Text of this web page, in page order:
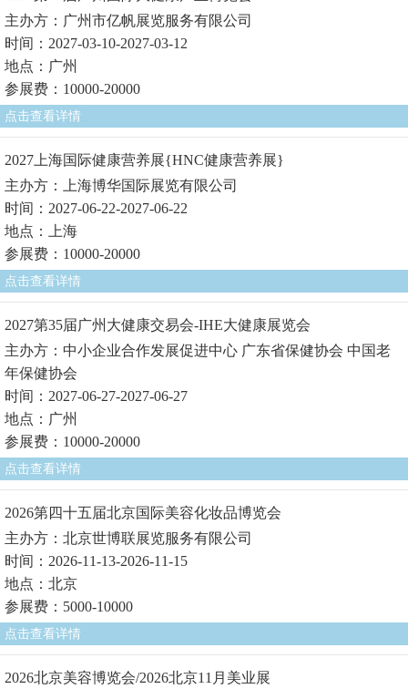
主办方：广州市亿帆展览服务有限公司
时间：2027-03-10-2027-03-12
地点：广州
参展费：10000-20000
点击查看详情
2027上海国际健康营养展{HNC健康营养展}
主办方：上海博华国际展览有限公司
时间：2027-06-22-2027-06-22
地点：上海
参展费：10000-20000
点击查看详情
2027第35届广州大健康交易会-IHE大健康展览会
主办方：中小企业合作发展促进中心 广东省保健协会 中国老
年保健协会
时间：2027-06-27-2027-06-27
地点：广州
参展费：10000-20000
点击查看详情
2026第四十五届北京国际美容化妆品博览会
主办方：北京世博联展览服务有限公司
时间：2026-11-13-2026-11-15
地点：北京
参展费：5000-10000
点击查看详情
2026北京美容博览会/2026北京11月美业展